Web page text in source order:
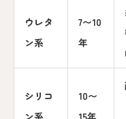
ウレタ
ン系
7〜10
年
シリコ
ン系
10〜
15年